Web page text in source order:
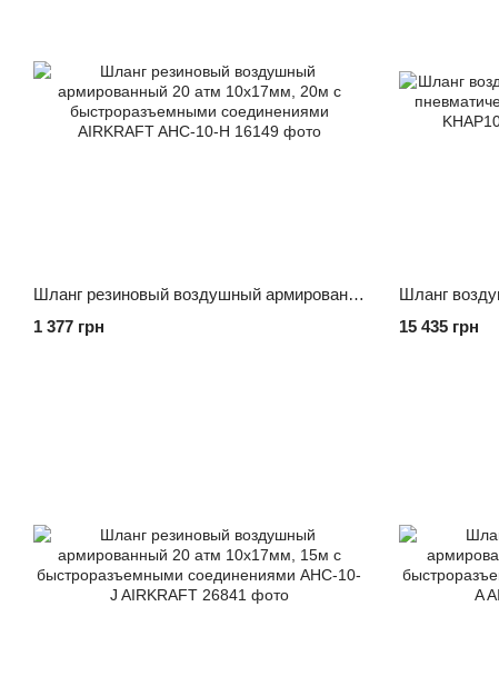
Шланг резиновый воздушный армированный 20 атм 10x17мм, 20м с быстроразъемными соединениями AIRKRAFT AHC-10-H
1 377 грн
15 435 грн